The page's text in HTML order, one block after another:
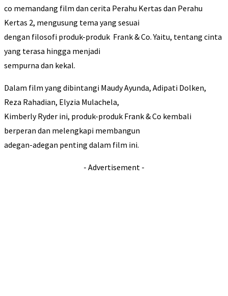
co memandang film dan cerita Perahu Kertas dan Perahu
Kertas 2, mengusung tema yang sesuai
dengan filosofi produk-produk Frank & Co. Yaitu, tentang cinta
yang terasa hingga menjadi
sempurna dan kekal.
Dalam film yang dibintangi Maudy Ayunda, Adipati Dolken,
Reza Rahadian, Elyzia Mulachela,
Kimberly Ryder ini, produk-produk Frank & Co kembali
berperan dan melengkapi membangun
adegan-adegan penting dalam film ini.
- Advertisement -